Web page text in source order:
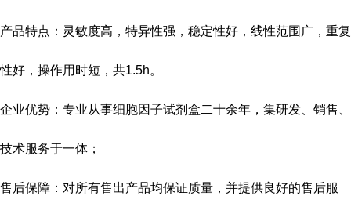
产品特点：灵敏度高，特异性强，稳定性好，线性范围广，重复
性好，操作用时短，共1.5h。
企业优势：专业从事细胞因子试剂盒二十余年，集研发、销售、
技术服务于一体；
售后保障：对所有售出产品均保证质量，并提供良好的售后服